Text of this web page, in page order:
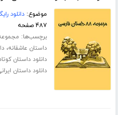
موضوع:دانلود
۴۸۷ صفحه
برچسب‌ها:
داستان عاشقانه،
دانلود داستان
دانلود داستان